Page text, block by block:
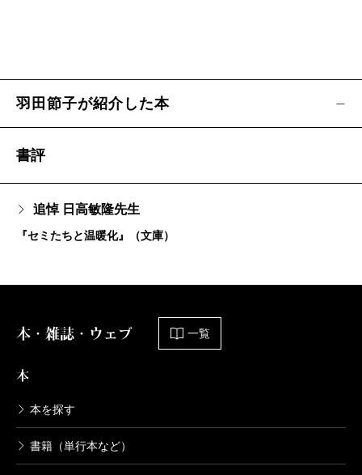
羽田節子が紹介した本
書評
追悼 日高敏隆先生
『セミたちと温暖化』（文庫）
本・雑誌・ウェブ 一覧
本
本を探す
書籍（単行本など）